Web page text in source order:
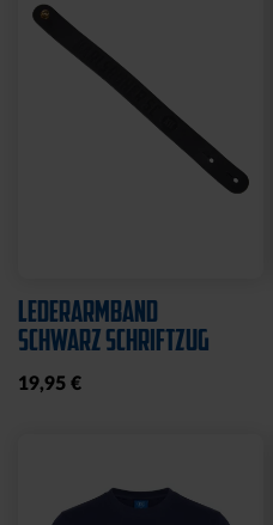
LEDERARMBAND
SCHWARZ SCHRIFTZUG
19,95 €